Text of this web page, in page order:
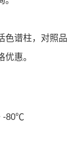
色谱柱，对照品
惠。
-80℃